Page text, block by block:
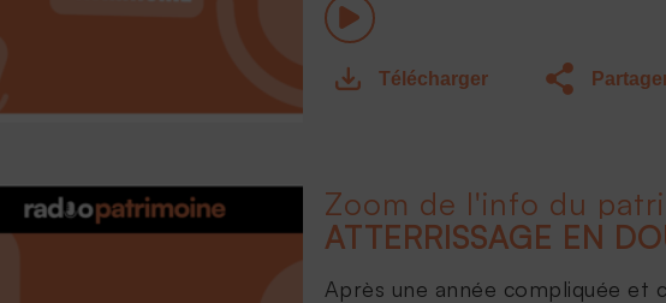
Télécharger
Zoom de l'info du
Après une année compliquée et